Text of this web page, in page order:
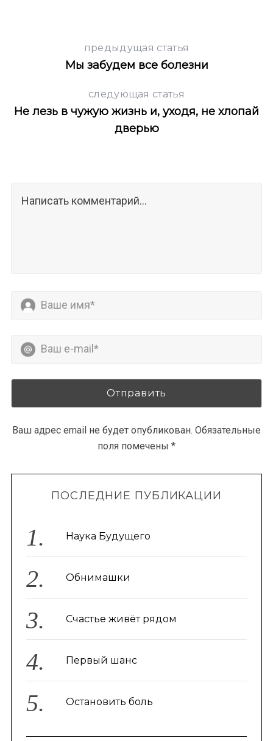
предыдущая статья
Мы забудем все болезни
следующая статья
Не лезь в чужую жизнь и, уходя, не хлопай
дверью
Ваш адрес email не будет опубликован. Обязательные
поля помечены *
ПОСЛЕДНИЕ ПУБЛИКАЦИИ
Наука Будущего
Обнимашки
Счастье живёт рядом
Первый шанс
Остановить боль